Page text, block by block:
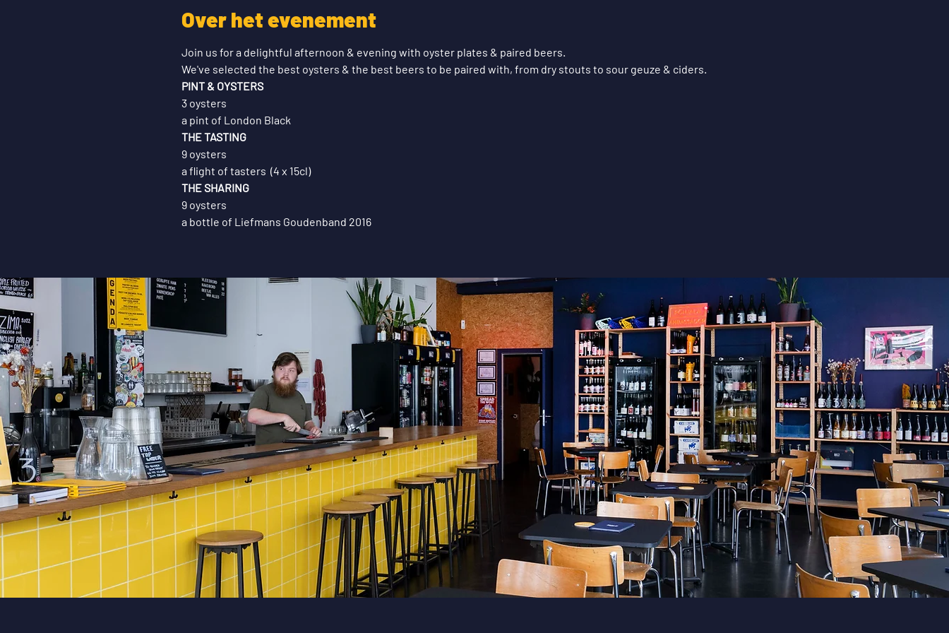
Over het evenement
Join us for a delightful afternoon & evening with oyster plates & paired beers.
We've selected the best oysters & the best beers to be paired with, from dry stouts to sour geuze & ciders.
PINT & OYSTERS
3 oysters
a pint of London Black
THE TASTING
9 oysters
a flight of tasters  (4 x 15cl)
THE SHARING
9 oysters
a bottle of Liefmans Goudenband 2016